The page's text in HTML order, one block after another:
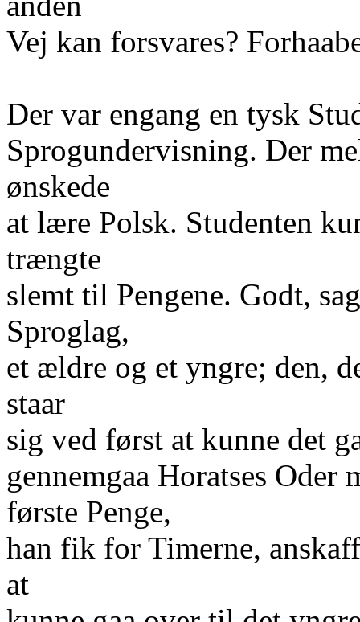
Vej kan forsvares?
Der var engang en tysk
Sprogundervisning. Der
ønskede
at lære Polsk. Studenten
trængte
slemt til Pengene. Godt,
Sproglag,
et ældre og et yngre; den,
staar
sig ved først at kunne det
gennemgaa Horatses Oder
første Penge,
han fik for Timerne,
at